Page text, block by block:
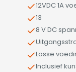
12VDC 1A
13
8 V DC
Losse
Inclusief